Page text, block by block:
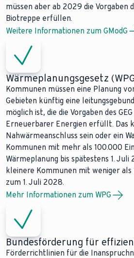
müssen aber ab 2029 die Vorgaben
Biotreppe erfüllen.
Weitere Informationen zum GModG
Wärmeplanungsgesetz
Kommunen müssen eine Planung
Gebieten künftig eine
möglich ist, die die Vorgaben des
Erneuerbarer Energien erfüllt. Das
Nahwärmeanschluss sein oder ein
Kommunen mit mehr als 100.000
Wärmeplanung bis spätestens 1.
kleinere Kommunen mit weniger als
zum 1. Juli 2028.
Mehr Informationen zum WPG
Bundesförderung für
Förderrichtlinien für die